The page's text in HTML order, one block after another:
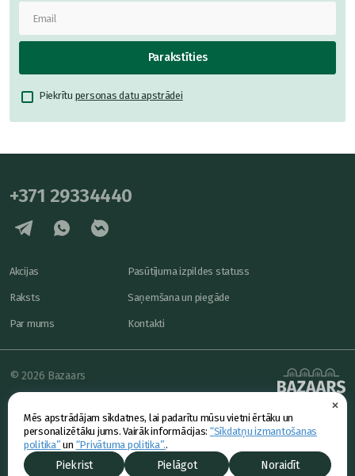
×
Mēs apstrādājam sīkdatnes, lai padarītu mūsu vietni ērtāku un
personalizētāku jums. Vairāk informācijas: “Sīkdatņu izmantošanas
politika” un “Privātuma politika”..
Piekrist Pielāgot Noraidīt
Parakstīties
Piekrītu personas datu apstrādei
+371 29334440
Akcijas
Raksts
Par mums
Pasūtījuma izpildes statuss
Saņemšana un piegāde
Kontakti
powered by
© 2026 Bazaars
Konfidencialitāte
Piedāvājums